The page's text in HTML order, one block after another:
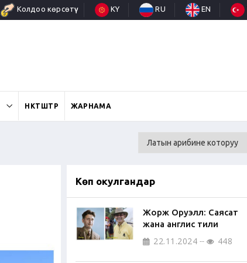
Колдоо көрсөтүү KY RU EN
ӨНӨКТӨШТӨР ЖАРНАМА
Көп окулгандар
Жорж Оруэлл: Саясат
жана англис тили
22.11.2024 448